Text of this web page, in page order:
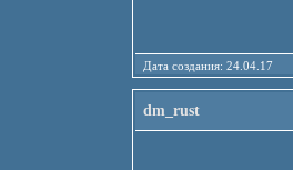
Дата создания:
dm_rust